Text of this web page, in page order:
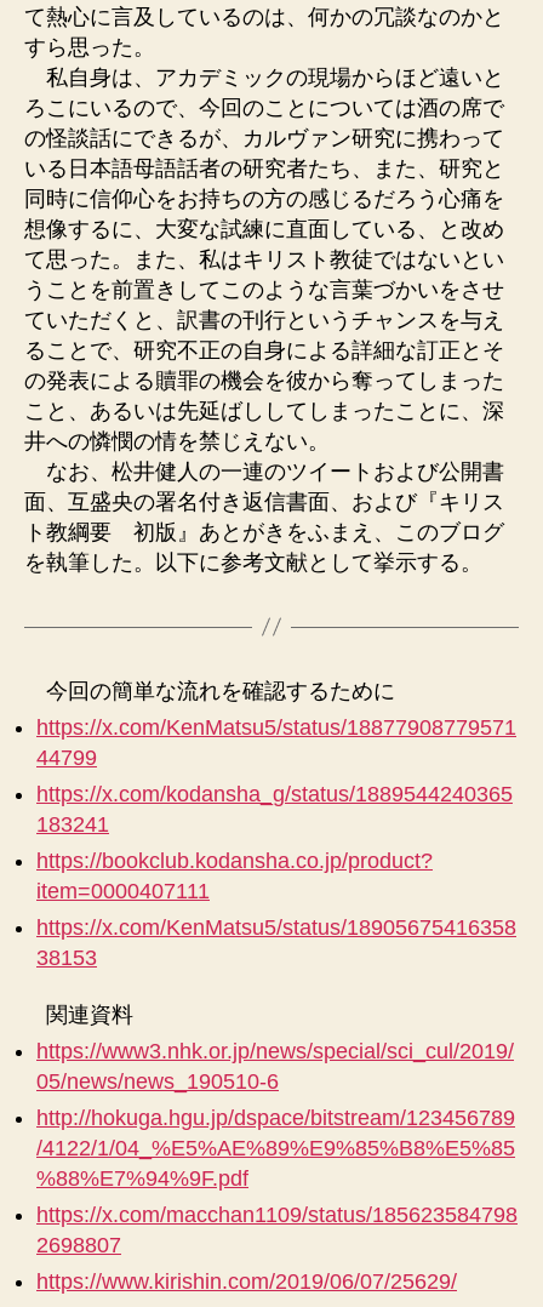
て熱心に言及しているのは、何かの冗談なのかと
すら思った。
私自身は、アカデミックの現場からほど遠いと
ろこにいるので、今回のことについては酒の席で
の怪談話にできるが、カルヴァン研究に携わって
いる日本語母語話者の研究者たち、また、研究と
同時に信仰心をお持ちの方の感じるだろう心痛を
想像するに、大変な試練に直面している、と改め
て思った。また、私はキリスト教徒ではないとい
うことを前置きしてこのような言葉づかいをさせ
ていただくと、訳書の刊行というチャンスを与え
ることで、研究不正の自身による詳細な訂正とそ
の発表による贖罪の機会を彼から奪ってしまった
こと、あるいは先延ばししてしまったことに、深
井への憐憫の情を禁じえない。
なお、松井健人の一連のツイートおよび公開書
面、互盛央の署名付き返信書面、および『キリス
ト教綱要 初版』あとがきをふまえ、このブログ
を執筆した。以下に参考文献として挙示する。
今回の簡単な流れを確認するために
https://x.com/KenMatsu5/status/18877908779571
44799
https://x.com/kodansha_g/status/1889544240365
183241
https://bookclub.kodansha.co.jp/product?
item=0000407111
https://x.com/KenMatsu5/status/18905675416358
38153
関連資料
https://www3.nhk.or.jp/news/special/sci_cul/2019/
05/news/news_190510-6
http://hokuga.hgu.jp/dspace/bitstream/123456789
/4122/1/04_%E5%AE%89%E9%85%B8%E5%85
%88%E7%94%9F.pdf
https://x.com/macchan1109/status/185623584798
2698807
https://www.kirishin.com/2019/06/07/25629/